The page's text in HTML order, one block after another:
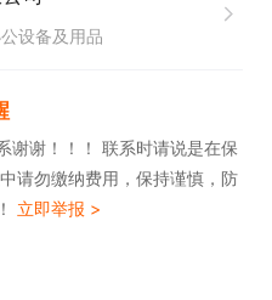
设备及用品
谢谢！！！ 联系时请说是在保
请勿缴纳费用，保持谨慎，防
立即举报 >